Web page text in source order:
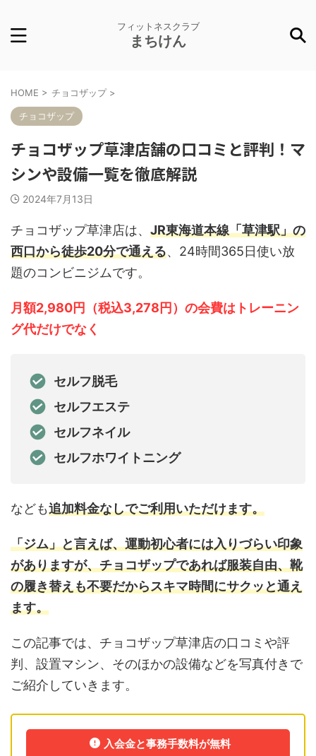
フィットネスクラブ
まちけん
HOME > チョコザップ >
チョコザップ
チョコザップ草津店舗の口コミと評判！マ
シンや設備一覧を徹底解説
2024年7月13日
チョコザップ草津店は、 JR東海道本線「草津駅」の
西口から徒歩20分で通える、24時間365日使い放
題のコンビニジムです。
月額2,980円（税込3,278円）の会費はトレーニン
グ代だけでなく
セルフ脱毛
セルフエステ
セルフネイル
セルフホワイトニング
なども追加料金なしでご利用いただけます。
「ジム」と言えば、運動初心者には入りづらい印象
がありますが、チョコザップであれば服装自由、靴
の履き替えも不要だからスキマ時間にサクッと通え
ます。
この記事では、チョコザップ草津店の口コミや評
判、設置マシン、そのほかの設備などを写真付きで
ご紹介していきます。
入会金と事務手数料が無料